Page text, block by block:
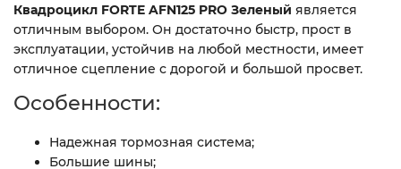
Квадроцикл FORTE AFN125 PRO Зеленый является
отличным выбором. Он достаточно быстр, прост в
эксплуатации, устойчив на любой местности, имеет
отличное сцепление с дорогой и большой просвет.
Особенности:
Надежная тормозная система;
Большие шины;